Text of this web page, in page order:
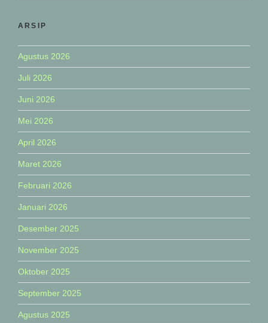
ARSIP
Agustus 2026
Juli 2026
Juni 2026
Mei 2026
April 2026
Maret 2026
Februari 2026
Januari 2026
Desember 2025
November 2025
Oktober 2025
September 2025
Agustus 2025